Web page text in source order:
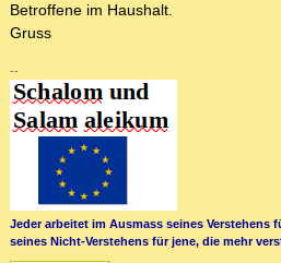
Betroffene im Haushalt.
Gruss
--
Jeder arbeitet im Ausmass seines Verstehens
seines Nicht-Verstehens für jene, die mehr